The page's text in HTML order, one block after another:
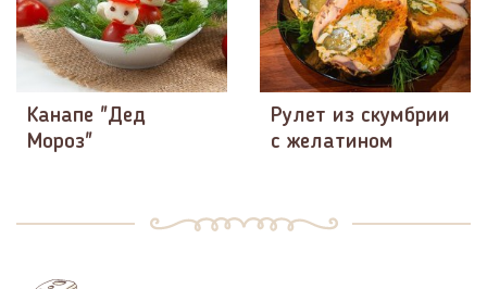
Канапе "Дед
Мороз"
Рулет из скумбрии
с желатином